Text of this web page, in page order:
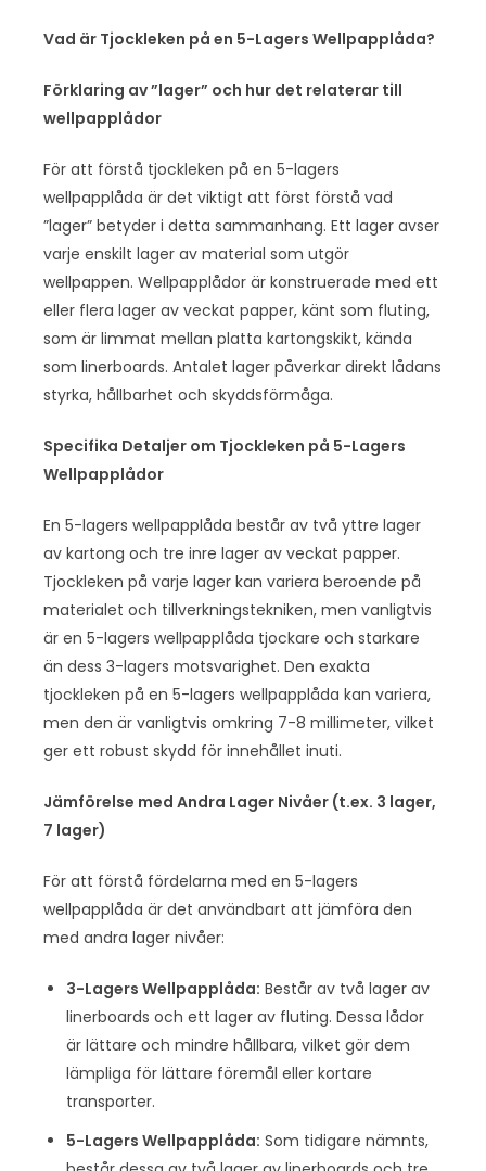
Vad är Tjockleken på en 5-Lagers Wellpapplåda?
Förklaring av ”lager” och hur det relaterar till
wellpapplådor
För att förstå tjockleken på en 5-lagers
wellpapplåda är det viktigt att först förstå vad
”lager” betyder i detta sammanhang. Ett lager avser
varje enskilt lager av material som utgör
wellpappen. Wellpapplådor är konstruerade med ett
eller flera lager av veckat papper, känt som fluting,
som är limmat mellan platta kartongskikt, kända
som linerboards. Antalet lager påverkar direkt lådans
styrka, hållbarhet och skyddsförmåga.
Specifika Detaljer om Tjockleken på 5-Lagers
Wellpapplådor
En 5-lagers wellpapplåda består av två yttre lager
av kartong och tre inre lager av veckat papper.
Tjockleken på varje lager kan variera beroende på
materialet och tillverkningstekniken, men vanligtvis
är en 5-lagers wellpapplåda tjockare och starkare
än dess 3-lagers motsvarighet. Den exakta
tjockleken på en 5-lagers wellpapplåda kan variera,
men den är vanligtvis omkring 7-8 millimeter, vilket
ger ett robust skydd för innehållet inuti.
Jämförelse med Andra Lager Nivåer (t.ex. 3 lager,
7 lager)
För att förstå fördelarna med en 5-lagers
wellpapplåda är det användbart att jämföra den
med andra lager nivåer:
3-Lagers Wellpapplåda: Består av två lager av
linerboards och ett lager av fluting. Dessa lådor
är lättare och mindre hållbara, vilket gör dem
lämpliga för lättare föremål eller kortare
transporter.
5-Lagers Wellpapplåda: Som tidigare nämnts,